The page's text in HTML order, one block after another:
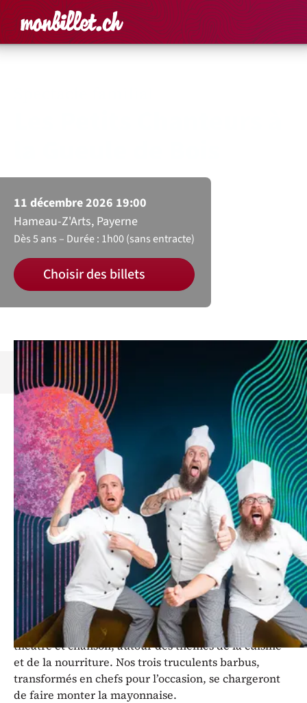
Accueil Rechercher un
Panier
11 décembre 2026 19:00
Hameau-Z'Arts, Payerne
Dès 5 ans Durée : 1h00 (sans entracte)
Choisir des billets
Découvrez la saison 26/27 d'Hameau-Z’Arts.
Dans le cadre de sa saison 26/27, le
Théâtre Hameau-Z’Arts accueille
Les Petits Chanteurs à la Gueule de
Bois avec leur spectacleToque
toque !
Tiens, un nouveau spectacle familial des Petits
Chanteurs à la Gueule de Bois ! Mais que nous
mijotent-ils donc ? Et que cache ce titre culinaire un
peu toqué ? Il paraît qu’il s’agit d’un OVNI, un objet
vocal non identifié, une parfaite émulsion entre
théâtre et chanson, autour des thèmes de la cuisine
et de la nourriture. Nos trois truculents barbus,
transformés en chefs pour l’occasion, se chargeront
de faire monter la mayonnaise.